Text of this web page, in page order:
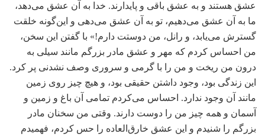
عشق هستند و به عشق باقی و پایدارند. خدا به آن عشق می‌دهد،
ما به آن عشق می‌دهیم، تو به آن عشق می‌دهی و این‌گونه خلقت
گسترش می‌یابد، و رانل، من دوستت دارم!» با گفتن این سخن،
من احساس کردم که مهر و عشق مادر بزرگم مانند سیلی به
درون من ریخت و من را با گرمی و سروری وصف نشدنی پر کرد.
این زندگی بود، وجود داشتن حقیقی بود، و هیچ چیز روی زمین
مانند آن وجود ندارد. احساس می‌کردم تمامی آن باغ و زمین و
آسمان و همه چیز من را دوست دارند. وقتی من سخنان مادر
بزرگم را شنیدم و این عشق خارق‌العاده را حس کردم، فهمیدم